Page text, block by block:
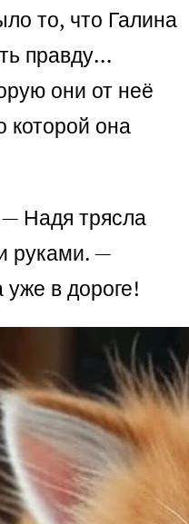
то, что Галина
правду…
они от неё
которой она
Надя трясла
руками. —
уже в дороге!